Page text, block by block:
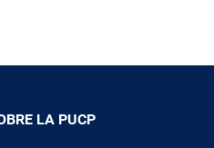
LA PUCP